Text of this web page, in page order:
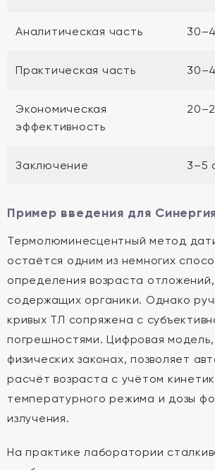
Аналитическая часть
Практическая часть
Экономическая
эффективность
Заключение 3–5
Пример введения для
Термолюминесцентный метод
остаётся одним из немногих
определения возраста
содержащих органики. Однако
кривых ТЛ сопряжена с
погрешностями. Цифровая
физических законах, позволяет
расчёт возраста с учётом
температурного режима и дозы
излучения.
На практике лаборатории